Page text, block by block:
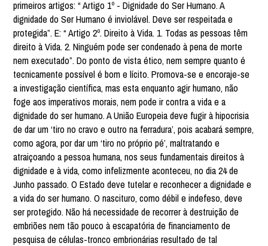
primeiros artigos: “ Artigo 1º - Dignidade do Ser Humano. A
dignidade do Ser Humano é inviolável. Deve ser respeitada e
protegida”. E: “ Artigo 2º. Direito à Vida. 1. Todas as pessoas têm
direito à Vida. 2. Ninguém pode ser condenado à pena de morte
nem executado”. Do ponto de vista ético, nem sempre quanto é
tecnicamente possível é bom e lícito. Promova-se e encoraje-se
a investigação científica, mas esta enquanto agir humano, não
foge aos imperativos morais, nem pode ir contra a vida e a
dignidade do ser humano. A União Europeia deve fugir à hipocrisia
de dar um ‘tiro no cravo e outro na ferradura’, pois acabará sempre,
como agora, por dar um ‘tiro no próprio pé’, maltratando e
atraiçoando a pessoa humana, nos seus fundamentais direitos à
dignidade e à vida, como infelizmente aconteceu, no dia 24 de
Junho passado. O Estado deve tutelar e reconhecer a dignidade e
a vida do ser humano. O nascituro, como débil e indefeso, deve
ser protegido. Não há necessidade de recorrer à destruição de
embriões nem tão pouco à escapatória de financiamento de
pesquisa de células-tronco embrionárias resultado de tal